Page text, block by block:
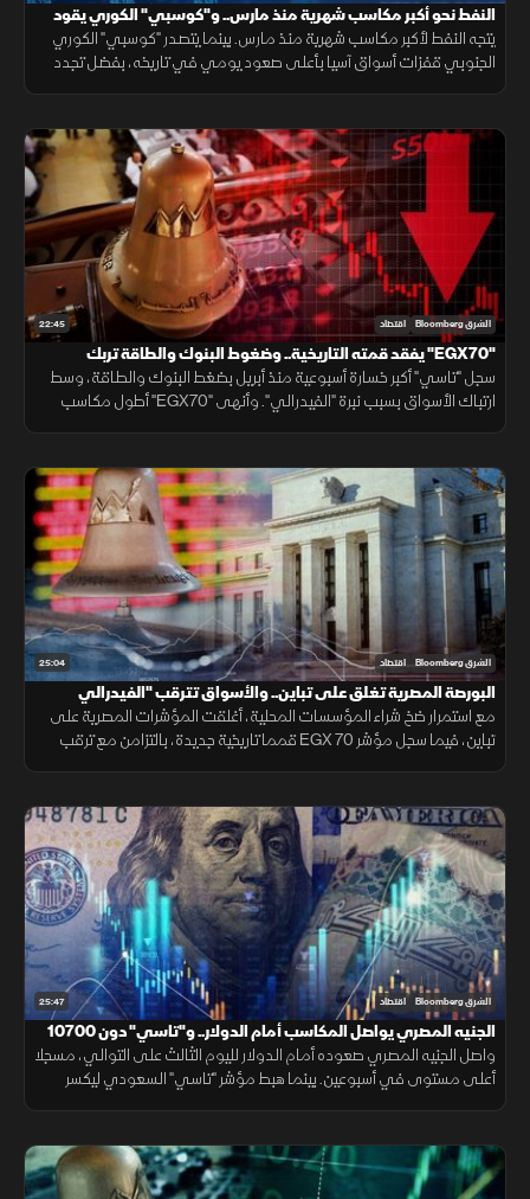
النفط نحو أكبر مكاسب شهرية منذ مارس.. و"كوسبي" الكوري يقود
مكاسب آسيا
يتجه النفط لأكبر مكاسب شهرية منذ مارس. بينما يتصدر "كوسبي" الكوري
الجنوبي قفزات أسواق آسيا بأعلى صعود يومي في تاريخه، بفضل تجدد
22:45 الشرق Bloomberg اقتصاد
"EGX70" يفقد قمته التاريخية.. وضغوط البنوك والطاقة تربك
"تاسي"
سجل "تاسي" أكبر خسارة أسبوعية منذ أبريل بضغط البنوك والطاقة، وسط
ارتباك الأسواق بسبب نبرة "الفيدرالي". وأنهى "EGX70" أطول مكاسب
25:04 الشرق Bloomberg اقتصاد
البورصة المصرية تغلق على تباين.. والأسواق تترقب "الفيدرالي
مع استمرار ضخ شراء المؤسسات المحلية، أغلقت المؤشرات المصرية على
تباين، فيما سجل مؤشر EGX 70 قمما تاريخية جديدة، بالتزامن مع ترقب
25:47 الشرق Bloomberg اقتصاد
الجنيه المصري يواصل المكاسب أمام الدولار.. و"تاسي" دون 10700
نقطة
واصل الجنيه المصري صعوده أمام الدولار لليوم الثالث على التوالي، مسجلا
أعلى مستوى في أسبوعين. بينما هبط مؤشر "تاسي" السعودي ليكسر